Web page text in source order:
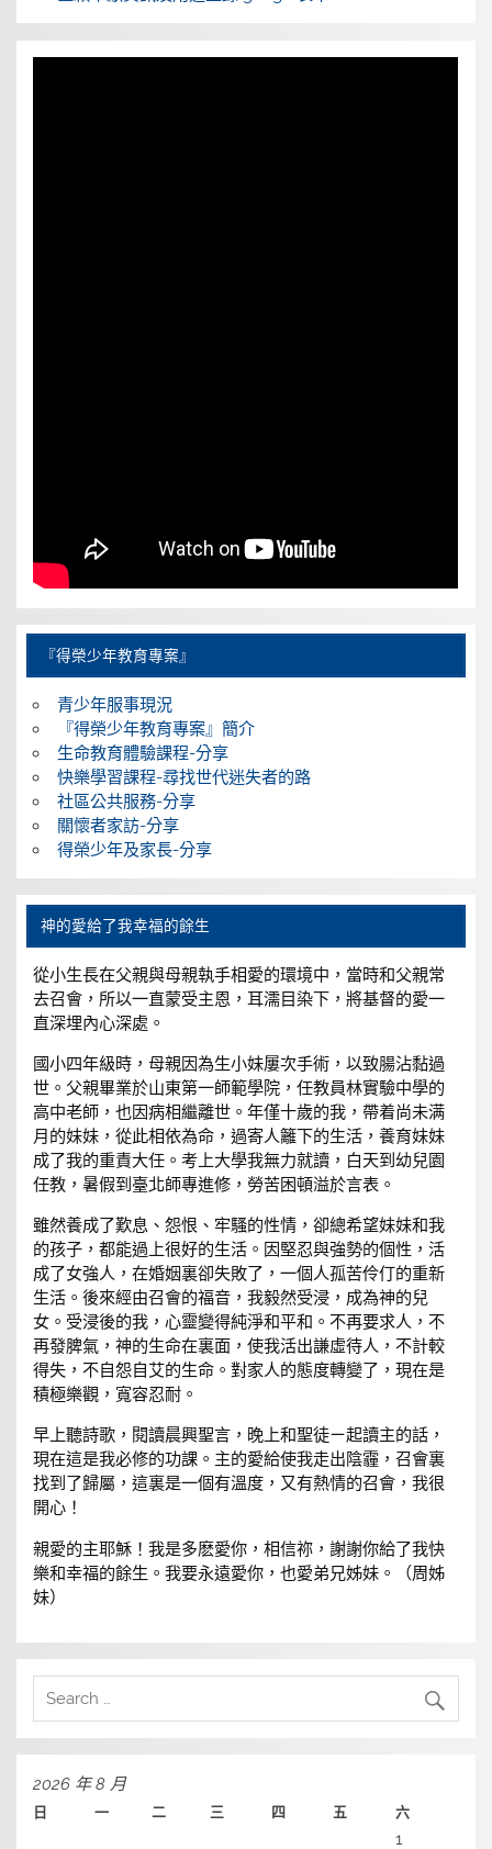
『得榮少年教育專案』
青少年服事現況
『得榮少年教育專案』簡介
生命教育體驗課程-分享
快樂學習課程-尋找世代迷失者的路
社區公共服務-分享
關懷者家訪-分享
得榮少年及家長-分享
神的愛給了我幸福的餘生
從小生長在父親與母親執手相愛的環境中，當時和父親常
去召會，所以一直蒙受主恩，耳濡目染下，將基督的愛一
直深埋內心深處。
國小四年級時，母親因為生小妹屢次手術，以致腸沾黏過
世。父親畢業於山東第一師範學院，任教員林實驗中學的
高中老師，也因病相繼離世。年僅十歲的我，帶着尚未满
月的妹妹，從此相依為命，過寄人籬下的生活，養育妹妹
成了我的重責大任。考上大學我無力就讀，白天到幼兒園
任教，暑假到臺北師專進修，勞苦困頓溢於言表。
雖然養成了歎息、怨恨、牢騷的性情，卻總希望妹妹和我
的孩子，都能過上很好的生活。因堅忍與強勢的個性，活
成了女強人，在婚姻裏卻失敗了，一個人孤苦伶仃的重新
生活。後來經由召會的福音，我毅然受浸，成為神的兒
女。受浸後的我，心靈變得純淨和平和。不再要求人，不
再發脾氣，神的生命在裏面，使我活出謙虛待人，不計較
得失，不自怨自艾的生命。對家人的態度轉變了，現在是
積極樂觀，寬容忍耐。
早上聽詩歌，閱讀晨興聖言，晚上和聖徒ㄧ起讀主的話，
現在這是我必修的功課。主的愛給使我走出陰霾，召會裏
找到了歸屬，這裏是一個有溫度，又有熱情的召會，我很
開心！
親愛的主耶穌！我是多麽愛你，相信祢，謝謝你給了我快
樂和幸福的餘生。我要永遠愛你，也愛弟兄姊妹。（周姊
妹）
2026 年 8 月
日 一 二 三 四 五 六
1